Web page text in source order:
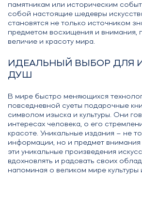
памятникам или историческим
собой настоящие шедевры
становятся не только источником
предметом восхищения и внимания,
величие и красоту мира.
ИДЕАЛЬНЫЙ ВЫБОР ДЛЯ
ДУШ
В мире быстро меняющихся
повседневной суеты подарочные
символом изыска и культуры. Они
интересах человека, о его
красоте. Уникальные издания – не
информации, но и предмет внимания
эти уникальные произведения
вдохновлять и радовать своих
напоминая о великом мире культуры